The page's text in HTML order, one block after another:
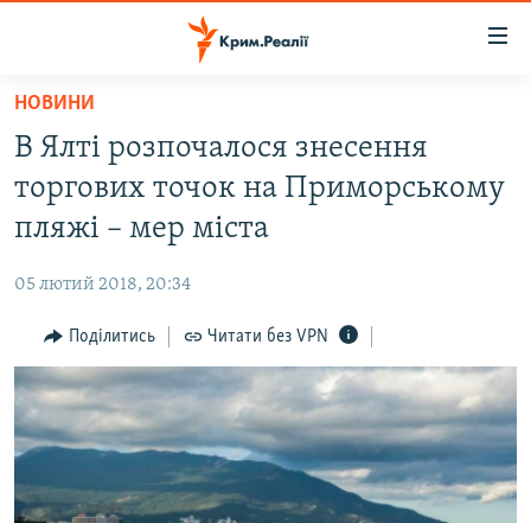
Перейти
основного
матеріалу
Перейти
до
основної
Перейти
до
пошуку
ВОДА.КРИМ
ВІДЕО ТА ФОТО
БЛОГИ
ПОГЛЯД
ІНТЕРВ'Ю
ВСЕ ЗА ДЕНЬ
ДЕПОРТАЦІЯ
ЯК ОБІЙТИ БЛОКУВАННЯ
НОВИНИ
В Ялті розпочалося знесення
торгових точок на Приморському
пляжі – мер міста
05 лютий 2018, 20:34
Поділитись Читати без VPN